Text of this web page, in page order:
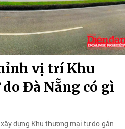
vị trí Khu
Đà Nẵng có gì
dựng Khu thương mại tự do gắn